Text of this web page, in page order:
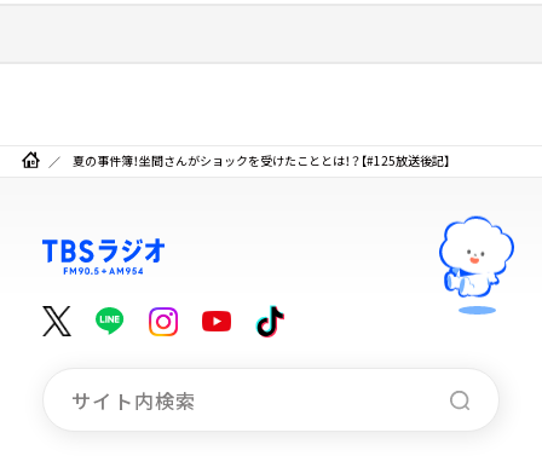
夏の事件簿！坐間さんがショックを受けたこととは！？【#125放送後記】